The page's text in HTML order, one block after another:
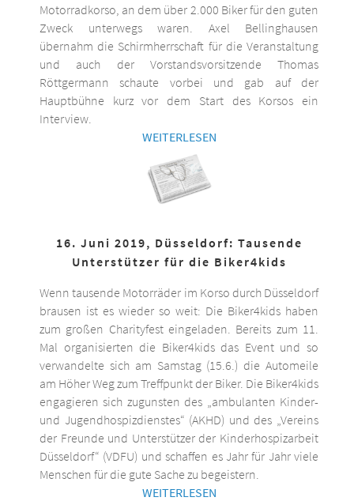
Motorradkorso, an dem über 2.000 Biker für den guten
Zweck unterwegs waren. Axel Bellinghausen
übernahm die Schirmherrschaft für die Veranstaltung
und auch der Vorstandsvorsitzende Thomas
Röttgermann schaute vorbei und gab auf der
Hauptbühne kurz vor dem Start des Korsos ein
Interview.
WEITERLESEN
16. Juni 2019, Düsseldorf: Tausende
Unterstützer für die Biker4kids
Wenn tausende Motorräder im Korso durch Düsseldorf
brausen ist es wieder so weit: Die Biker4kids haben
zum großen Charityfest eingeladen. Bereits zum 11.
Mal organisierten die Biker4kids das Event und so
verwandelte sich am Samstag (15.6.) die Automeile
am Höher Weg zum Treffpunkt der Biker. Die Biker4kids
engagieren sich zugunsten des „ambulanten Kinder-
und Jugendhospizdienstes“ (AKHD) und des „Vereins
der Freunde und Unterstützer der Kinderhospizarbeit
Düsseldorf“ (VDFU) und schaffen es Jahr für Jahr viele
Menschen für die gute Sache zu begeistern.
WEITERLESEN